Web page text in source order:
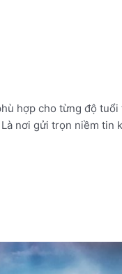
hợp cho từng độ tuổi
nơi gửi trọn niềm